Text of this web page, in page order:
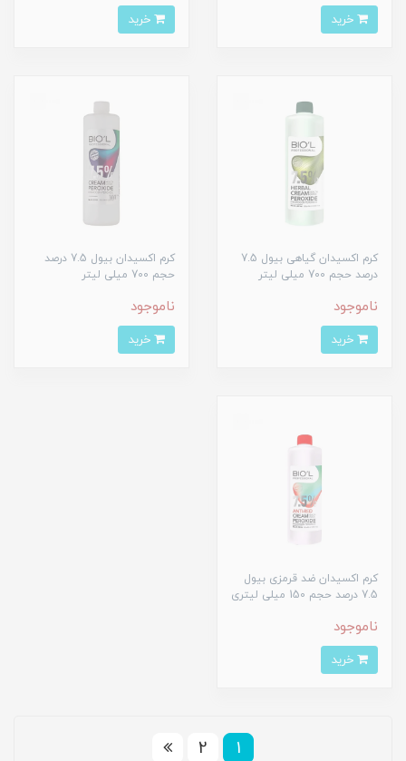
کرم اکسیدان گیاهی بیول 7.5
درصد حجم 700 میلی لیتر
ناموجود
کرم اکسیدان بیول 7.5 درصد
حجم 700 میلی لیتر
ناموجود
کرم اکسیدان ضد قرمزی بیول
7.5 درصد حجم 150 میلی لیتری
ناموجود
1
2